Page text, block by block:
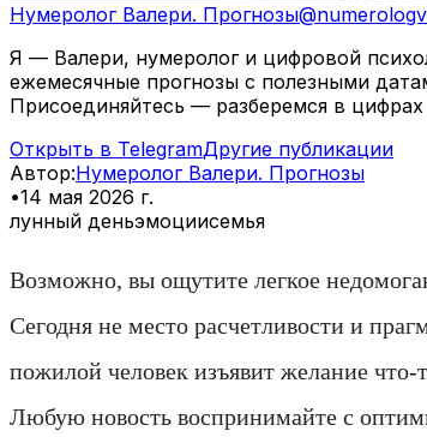
Нумеролог Валери. Прогнозы@
Я — Валери, нумеролог и цифровой
ежемесячные прогнозы с полезными
Присоединяйтесь — разберемся в
Открыть в TelegramДругие публикации
Автор:Нумеролог Валери. Прогнозы
•14 мая 2026 г.
лунный деньэмоциисемья
Возможно, вы ощутите легкое
Сегодня не место расчетливости и
пожилой человек изъявит желание что-
Любую новость воспринимайте с